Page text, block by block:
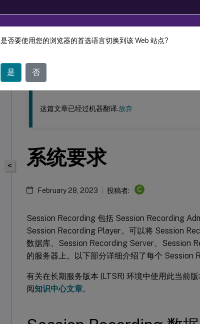
此内容已经过机器动态翻译。
<
这篇文章已经过机器翻译.放弃
系统要求
February 28, 2023 投稿者: C
Session Recording 包括 Session Recording
Session Recording Player。可以将 Session
数据库、Session Recording Server、Session
的服务器上。以下部分详细介绍了每个 Session
有关在长期服务版本 (LTSR) 环境中使用此当前
阅知识中心文章。
是否要使用您的浏览器的首选语言切换到该 Web 站点?
是 否